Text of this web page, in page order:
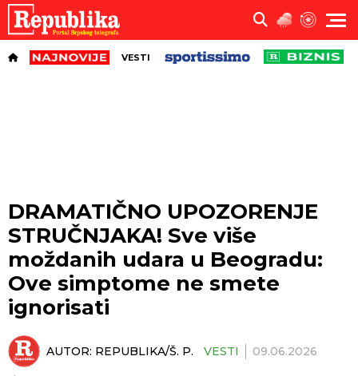
VESTI
DRAMATIČNO UPOZORENJE
STRUČNJAKA! Sve više
moždanih udara u Beogradu:
Ove simptome ne smete
ignorisati
AUTOR: REPUBLIKA/Š. P. VESTI 09.06.2026